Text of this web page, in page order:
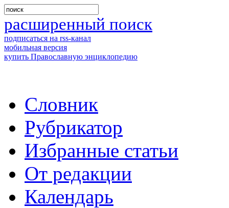
расширенный поиск
подписаться на rss-канал
мобильная версия
купить Православную энциклопедию
Словник
Рубрикатор
Избранные статьи
От редакции
Календарь